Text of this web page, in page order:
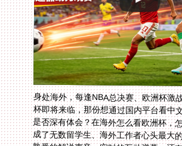
身处海外，每逢NBA总决赛、欧洲杯激
杯即将来临，那份想通过国内平台看中
是否深有体会？在海外怎么看欧洲杯，
成了无数留学生、海外工作者心头最大
熟悉的解说声音，实时的互动弹幕，还
的赛事氛围，是任何国际转播都无法
的“当前IP地址不在服务区”提示，总在
冷水。别急，这篇文章就是为你准备的
一步步拆解，如何利用专业的回国加速
视频、抖音、咪咕等平台，让你无论身